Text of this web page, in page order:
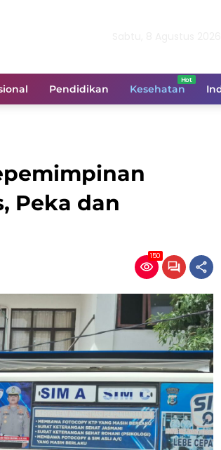
Pendidikan Kesehatan
Peka dan
150